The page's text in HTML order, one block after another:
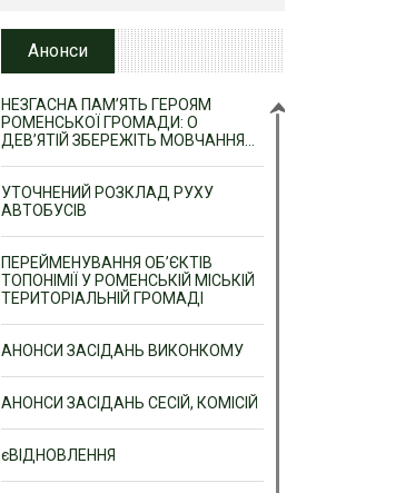
Анонси
НЕЗГАСНА ПАМ’ЯТЬ ГЕРОЯМ
РОМЕНСЬКОЇ ГРОМАДИ: О
ДЕВ’ЯТІЙ ЗБЕРЕЖІТЬ МОВЧАННЯ…
УТОЧНЕНИЙ РОЗКЛАД РУХУ
АВТОБУСІВ
ПЕРЕЙМЕНУВАННЯ ОБ’ЄКТІВ
ТОПОНІМІЇ У РОМЕНСЬКІЙ МІСЬКІЙ
ТЕРИТОРІАЛЬНІЙ ГРОМАДІ
АНОНСИ ЗАСІДАНЬ ВИКОНКОМУ
АНОНСИ ЗАСІДАНЬ СЕСІЙ, КОМІСІЙ
єВІДНОВЛЕННЯ